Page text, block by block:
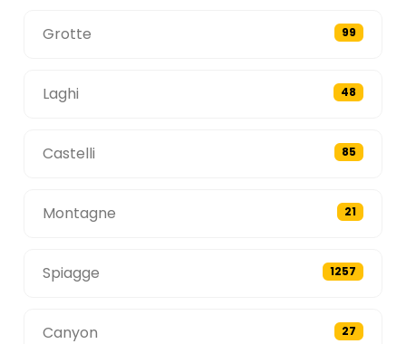
Grotte 99
Laghi 48
Castelli 85
Montagne 21
Spiagge 1257
Canyon 27